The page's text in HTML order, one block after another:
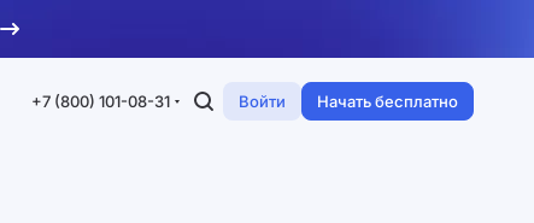
+7 (800) 101-08-31 Войти Начать бесплатно